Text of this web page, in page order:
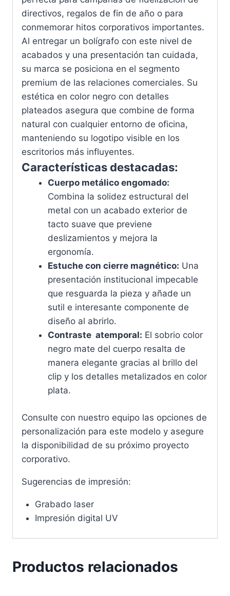
directivos, regalos de fin de año o para
conmemorar hitos corporativos importantes.
Al entregar un bolígrafo con este nivel de
acabados y una presentación tan cuidada,
su marca se posiciona en el segmento
premium de las relaciones comerciales. Su
estética en color negro con detalles
plateados asegura que combine de forma
natural con cualquier entorno de oficina,
manteniendo su logotipo visible en los
escritorios más influyentes.
Características destacadas:
Cuerpo metálico engomado:
Combina la solidez estructural del
metal con un acabado exterior de
tacto suave que previene
deslizamientos y mejora la
ergonomía.
Estuche con cierre magnético: Una
presentación institucional impecable
que resguarda la pieza y añade un
sutil e interesante componente de
diseño al abrirlo.
Contraste atemporal: El sobrio color
negro mate del cuerpo resalta de
manera elegante gracias al brillo del
clip y los detalles metalizados en color
plata.
Consulte con nuestro equipo las opciones de
personalización para este modelo y asegure
la disponibilidad de su próximo proyecto
corporativo.
Sugerencias de impresión:
Grabado laser
Impresión digital UV
Productos relacionados